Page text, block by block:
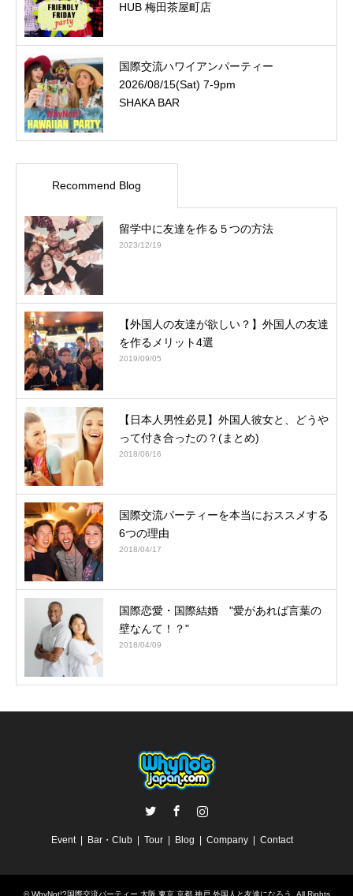
HUB 梅田茶屋町店
国際交流ハワイアンパーティー
2026/08/15(Sat) 7-9pm
SHAKA BAR
Recommend Blog
留学中に友達を作る５つの方法
2023/12/19
【外国人の友達が欲しい？】外国人の友達
を作るメリット4選
2019/09/05
【日本人男性必見】外国人彼女と、どうや
って付き合ったの？(まとめ)
2018/06/16
国際交流パーティーを本当におススメする
6つの理由
2018/04/17
国際恋愛・国際結婚 "愛があれば言葉の
壁なんて！？"
2018/04/09
Event Bar・Club Tour Blog Company Contact